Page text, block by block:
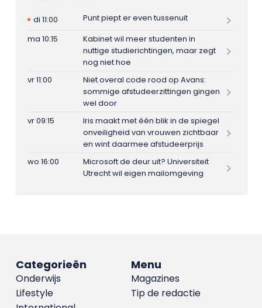
di 11:00
Punt piept er even tussenuit
ma 10:15
Kabinet wil meer studenten in
nuttige studierichtingen, maar zegt
nog niet hoe
vr 11:00
Niet overal code rood op Avans:
sommige afstudeerzittingen gingen
wel door
vr 09:15
Iris maakt met één blik in de spiegel
onveiligheid van vrouwen zichtbaar
en wint daarmee afstudeerprijs
wo 16:00
Microsoft de deur uit? Universiteit
Utrecht wil eigen mailomgeving
Menu
Magazines
Tip de redactie
Categorieën
Onderwijs
Lifestyle